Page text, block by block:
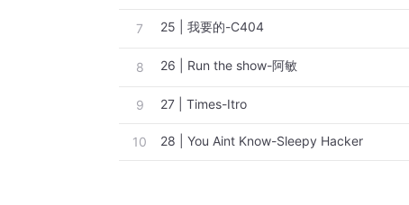
7 25 | 我要的-C404
8 26 | Run the show-阿敏
9 27 | Times-Itro
10 28 | You Aint Know-Sleepy Hacker